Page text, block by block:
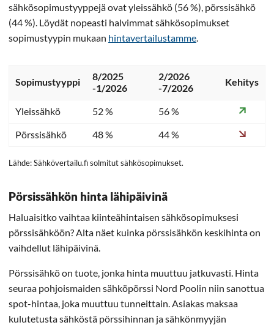
sähkösopimustyyppejä ovat yleissähkö (56 %), pörssisähkö
(44 %). Löydät nopeasti halvimmat sähkösopimukset
sopimustyypin mukaan hintavertailustamme
Sopimustyyppi
8/2025
-1/2026
2/2026
-7/2026
Kehitys
Yleissähkö 52 %
56 %
Pörssisähkö
48 % 44 %
Lähde: Sähkövertailu.fi solmitut sähkösopimukset.
Pörsissähkön hinta lähipäivinä
Haluaisitko vaihtaa kiinteähintaisen sähkösopimuksesi
pörssisähköön? Alta näet kuinka pörssisähkön keskihinta on
vaihdellut lähipäivinä.
Pörssisähkö on tuote, jonka hinta muuttuu jatkuvasti. Hinta
seuraa pohjoismaiden sähköpörssi Nord Poolin niin sanottua
spot-hintaa, joka muuttuu tunneittain. Asiakas maksaa
kulutetusta sähköstä pörssihinnan ja sähkönmyyjän